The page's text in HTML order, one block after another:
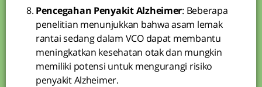
Pencegahan Penyakit Alzheimer: Beberapa
penelitian menunjukkan bahwa asam lemak
rantai sedang dalam VCO dapat membantu
meningkatkan kesehatan otak dan mungkin
memiliki potensi untuk mengurangi risiko
penyakit Alzheimer.